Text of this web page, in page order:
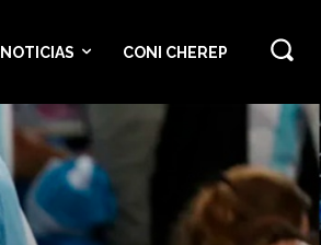
NOTICIAS CONI CHEREP